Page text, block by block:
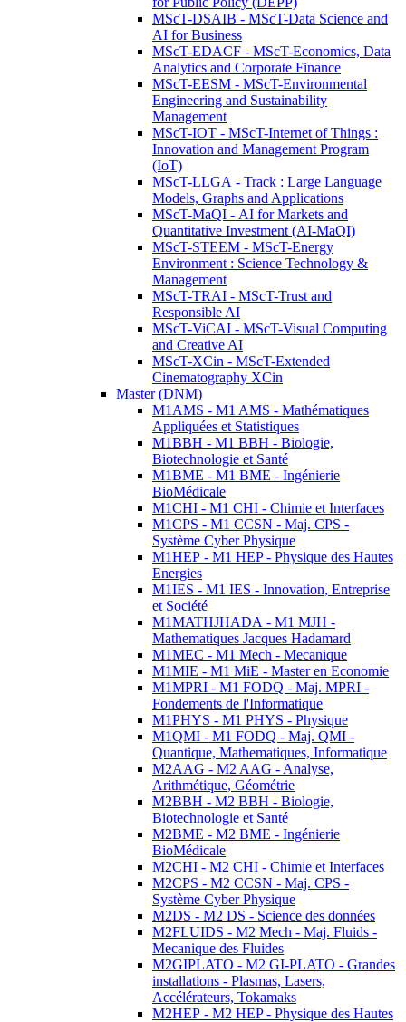
MScT-DSAIB - MScT-Data Science and
AI for Business
MScT-EDACF - MScT-Economics, Data
Analytics and Corporate Finance
MScT-EESM - MScT-Environmental
Engineering and Sustainability
Management
MScT-IOT - MScT-Internet of Things :
Innovation and Management Program
(IoT)
MScT-LLGA - Track : Large Language
Models, Graphs and Applications
MScT-MaQI - AI for Markets and
Quantitative Investment (AI-MaQI)
MScT-STEEM - MScT-Energy
Environment : Science Technology &
Management
MScT-TRAI - MScT-Trust and
Responsible AI
MScT-ViCAI - MScT-Visual Computing
and Creative AI
MScT-XCin - MScT-Extended
Cinematography XCin
Master (DNM)
M1AMS - M1 AMS - Mathématiques
Appliquées et Statistiques
M1BBH - M1 BBH - Biologie,
Biotechnologie et Santé
M1BME - M1 BME - Ingénierie
BioMédicale
M1CHI - M1 CHI - Chimie et Interfaces
M1CPS - M1 CCSN - Maj. CPS -
Système Cyber Physique
M1HEP - M1 HEP - Physique des Hautes
Energies
M1IES - M1 IES - Innovation, Entreprise
et Société
M1MATHJHADA - M1 MJH -
Mathematiques Jacques Hadamard
M1MEC - M1 Mech - Mecanique
M1MIE - M1 MiE - Master en Economie
M1MPRI - M1 FODQ - Maj. MPRI -
Fondements de l'Informatique
M1PHYS - M1 PHYS - Physique
M1QMI - M1 FODQ - Maj. QMI -
Quantique, Mathematiques, Informatique
M2AAG - M2 AAG - Analyse,
Arithmétique, Géométrie
M2BBH - M2 BBH - Biologie,
Biotechnologie et Santé
M2BME - M2 BME - Ingénierie
BioMédicale
M2CHI - M2 CHI - Chimie et Interfaces
M2CPS - M2 CCSN - Maj. CPS -
Système Cyber Physique
M2DS - M2 DS - Science des données
M2FLUIDS - M2 Mech - Maj. Fluids -
Mecanique des Fluides
M2GIPLATO - M2 GI-PLATO - Grandes
installations - Plasmas, Lasers,
Accélérateurs, Tokamaks
M2HEP - M2 HEP - Physique des Hautes